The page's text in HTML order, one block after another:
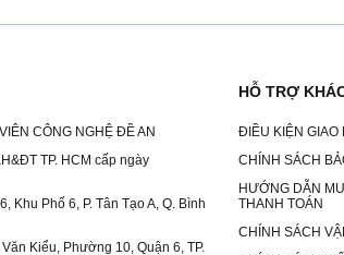
CÔNG NGHỆ ĐỀ AN
TP. HCM cấp ngày
Khu Phố 6, P. Tân Tạo A, Q. Bình
Kiểu, Phường 10, Quận 6, TP.
HỖ TRỢ
ĐIỀU KIỆN GIAO
CHÍNH SÁCH
HƯỚNG DẪN
THANH TOÁN
CHÍNH SÁCH